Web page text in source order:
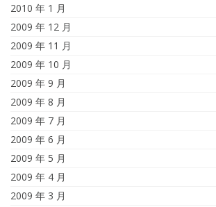
2010 年 1 月
2009 年 12 月
2009 年 11 月
2009 年 10 月
2009 年 9 月
2009 年 8 月
2009 年 7 月
2009 年 6 月
2009 年 5 月
2009 年 4 月
2009 年 3 月